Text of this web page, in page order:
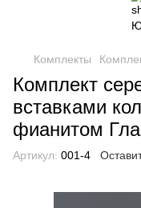
Комплекты
Комплект
вставками
фианитом
Артикул: 001-4